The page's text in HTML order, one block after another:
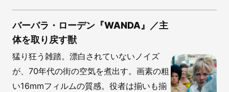
バーバラ・ローデン『WANDA』／主
体を取り戻す獣
猛り狂う雑踏。漂白されていないノイズ
が、70年代の街の空気を煮出す。画素の粗
い16mmフィルムの質感。役者は揃いも揃